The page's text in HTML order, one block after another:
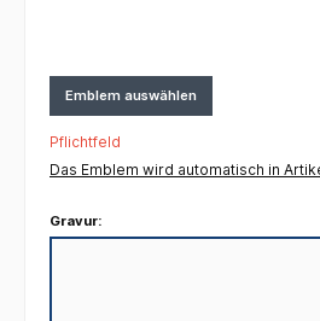
Emblem auswählen
Pflichtfeld
Das Emblem wird automatisch in
Gravur: